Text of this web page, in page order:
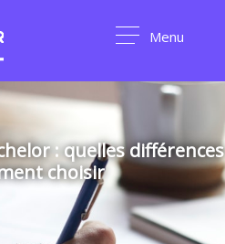
Menu
: quelles différences
choisir